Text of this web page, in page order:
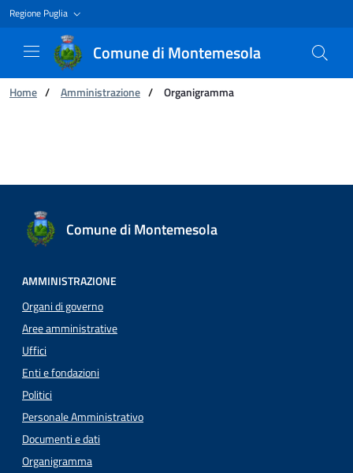
Regione Puglia
Comune di Montemesola
Ti trovi in:
Home / Amministrazione / Organigramma
Comune di Montemesola
AMMINISTRAZIONE
Organi di governo
Aree amministrative
Uffici
Enti e fondazioni
Politici
Personale Amministrativo
Documenti e dati
Organigramma